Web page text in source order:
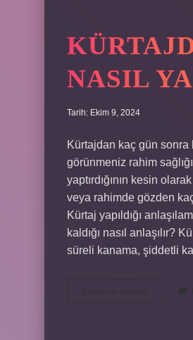
NASIL
Tarih: Ekim 9, 2024
Kürtajdan kaç gün
görünmeniz rahim
yaptırdığının kesin
veya rahimde gözden
Kürtaj yapıldığı
kaldığı nasıl anlaşılır?
süreli kanama, şiddetli